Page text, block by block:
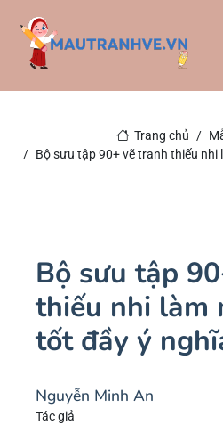
Trang chủ
Bộ sưu tập 90+ vẽ tranh thiếu
Bộ sưu tập
thiếu nhi làm
tốt đầy ý
Nguyễn Minh An
Tác giả